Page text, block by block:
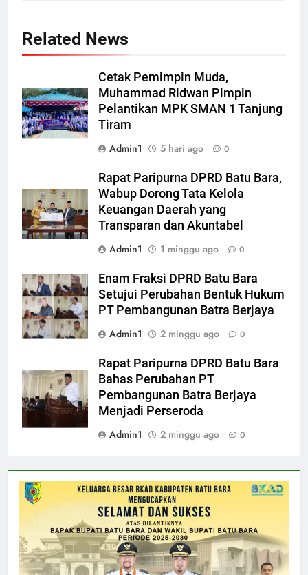
Related News
Cetak Pemimpin Muda,
Muhammad Ridwan Pimpin
Pelantikan MPK SMAN 1 Tanjung
Tiram
Admin1
5 hari ago 0
Rapat Paripurna DPRD Batu Bara,
Wabup Dorong Tata Kelola
Keuangan Daerah yang
Transparan dan Akuntabel
Admin1
1 minggu ago 0
Enam Fraksi DPRD Batu Bara
Setujui Perubahan Bentuk Hukum
PT Pembangunan Batra Berjaya
Admin1
2 minggu ago 0
Rapat Paripurna DPRD Batu Bara
Bahas Perubahan PT
Pembangunan Batra Berjaya
Menjadi Perseroda
Admin1
2 minggu ago 0